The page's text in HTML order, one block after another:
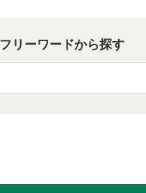
フリーワードから探す